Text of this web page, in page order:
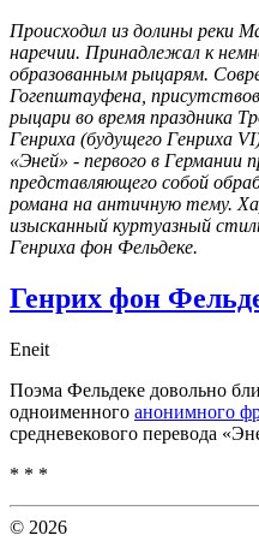
Происходил из долины реки
наречии. Принадлежал к
образованным рыцарям.
Гогепштауфена,
рыцари во время праздника
Генриха (будущего Генриха
«Эней» - первого в Германии
представляющего собой
романа на античную тему.
изысканный куртуазный
Генриха фон Фельдеке.
Генрих фон
Eneit
Поэма Фельдеке довольно
одноименного анонимного
средневекового перевода
* * *
© 2026